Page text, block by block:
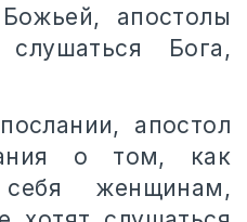
апостолы
Бога,
апостол
о том, как
женщинам,